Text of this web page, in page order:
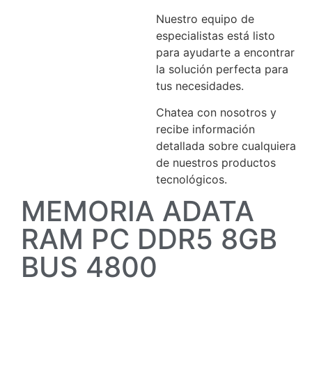
Nuestro equipo de
especialistas está listo
para ayudarte a encontrar
la solución perfecta para
tus necesidades.
Chatea con nosotros y
recibe información
detallada sobre cualquiera
de nuestros productos
tecnológicos.
MEMORIA ADATA
RAM PC DDR5 8GB
BUS 4800